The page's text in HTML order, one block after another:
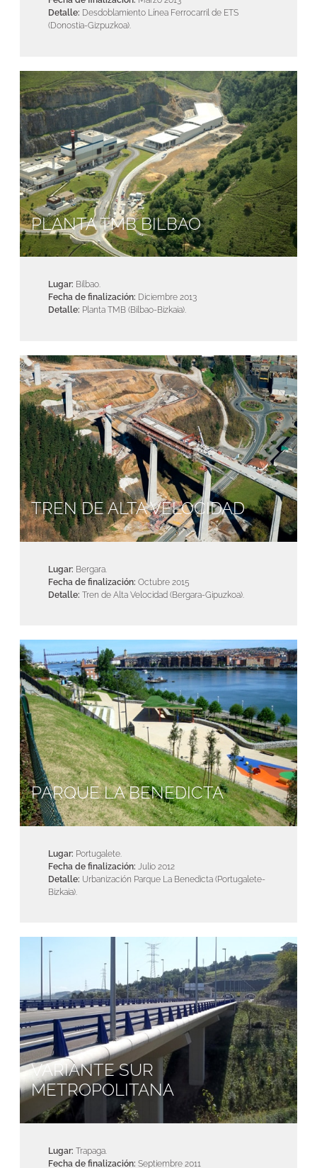
Detalle: Desdoblamiento Línea Ferrocarril de ETS
(Donostia-Gizpuzkoa).
PLANTA TMB BILBAO
Lugar: Bilbao.
Fecha de finalización: Diciembre 2013
Detalle: Planta TMB (Bilbao-Bizkaia).
TREN DE ALTA VELOCIDAD
Lugar: Bergara.
Fecha de finalización: Octubre 2015
Detalle: Tren de Alta Velocidad (Bergara-Gipuzkoa).
PARQUE LA BENEDICTA
Lugar: Portugalete.
Fecha de finalización: Julio 2012
Detalle: Urbanización Parque La Benedicta (Portugalete-
Bizkaia).
VARIANTE SUR
METROPOLITANA
Lugar: Trapaga.
Fecha de finalización: Septiembre 2011